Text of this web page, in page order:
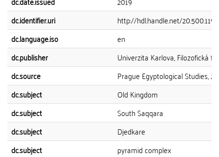
dc.identifier.uri
http://hdl.handle.net/
dc.language.iso
en
dc.publisher
Univerzita Karlova, Filozofická
dc.source
Prague Egyptological Studies,
dc.subject
Old Kingdom
dc.subject
South Saqqara
dc.subject
Djedkare
dc.subject
pyramid complex